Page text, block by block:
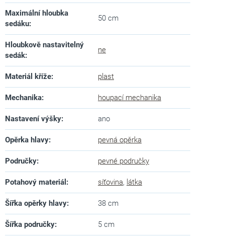
Maximální hloubka
sedáku:
50 cm
Hloubkově nastavitelný
sedák:
ne
Materiál kříže: plast
Mechanika: houpací mechanika
Nastavení výšky: ano
Opěrka hlavy: pevná opěrka
Područky: pevné područky
Potahový materiál : síťovina, látka
Šířka opěrky hlavy: 38 cm
Šířka područky: 5 cm